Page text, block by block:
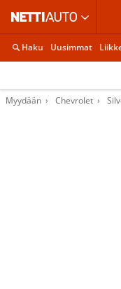
Haku Uusimmat
Myydään Chevrolet